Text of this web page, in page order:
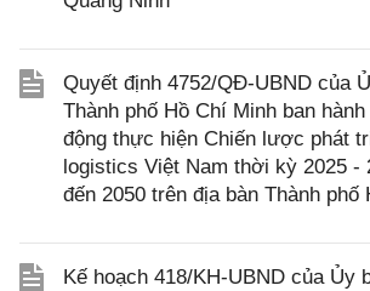
Quyết định 4752/QĐ-UBND của
Thành phố Hồ Chí Minh ban
động thực hiện Chiến lược phát
logistics Việt Nam thời kỳ 2025 -
đến 2050 trên địa bàn Thành phố
Kế hoạch 418/KH-UBND của Ủy